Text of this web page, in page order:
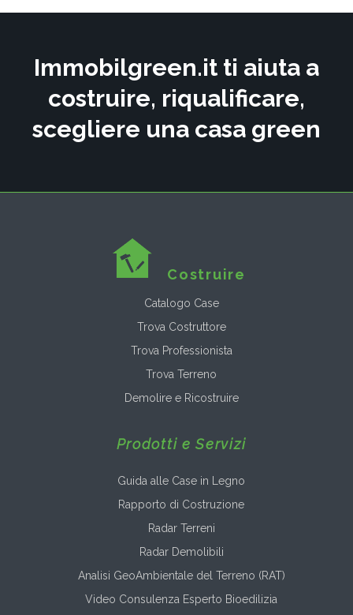
Immobilgreen.it ti aiuta a
costruire, riqualificare,
scegliere una casa green
Costruire
Catalogo Case
Trova Costruttore
Trova Professionista
Trova Terreno
Demolire e Ricostruire
Prodotti e Servizi
Guida alle Case in Legno
Rapporto di Costruzione
Radar Terreni
Radar Demolibili
Analisi GeoAmbientale del Terreno (RAT)
Video Consulenza Esperto Bioedilizia